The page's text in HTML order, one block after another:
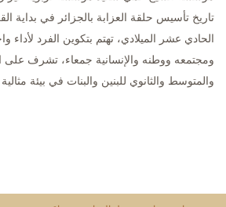
تاريخ تأسيس حلقة العزابة بالجزائر في بداية
الحادي عشر الميلادي، تهتم بتكوين الفرد لأداء
ومجتمعه ووطنه والإنسانية جمعاء، تشرف على
والمتوسط والثانوي للبنين والبنات في بيئة